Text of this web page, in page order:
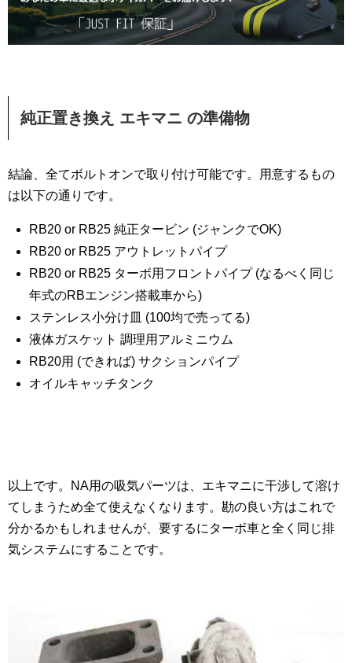
純正置き換え エキマニ の準備物
結論、全てボルトオンで取り付け可能です。用意するもの
は以下の通りです。
RB20 or RB25 純正タービン (ジャンクでOK)
RB20 or RB25 アウトレットパイプ
RB20 or RB25 ターボ用フロントパイプ (なるべく同じ
年式のRBエンジン搭載車から)
ステンレス小分け皿 (100均で売ってる)
液体ガスケット 調理用アルミニウム
RB20用 (できれば) サクションパイプ
オイルキャッチタンク
以上です。NA用の吸気パーツは、エキマニに干渉して溶け
てしまうため全て使えなくなります。勘の良い方はこれで
分かるかもしれませんが、要するにターボ車と全く同じ排
気システムにすることです。